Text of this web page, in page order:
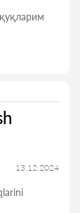
13.12.2024